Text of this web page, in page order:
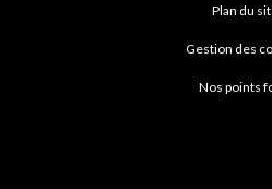
Plan du
Gestion des
Nos points